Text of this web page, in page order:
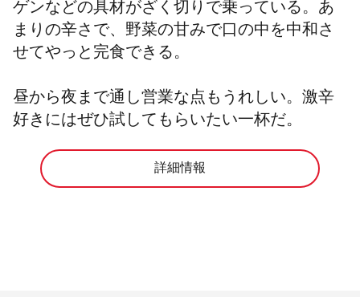
ゲンなどの具材がざく切りで乗っている。あ
まりの辛さで、野菜の甘みで口の中を中和さ
せてやっと完食できる。
昼から夜まで通し営業な点もうれしい。激辛
好きにはぜひ試してもらいたい一杯だ。
詳細情報